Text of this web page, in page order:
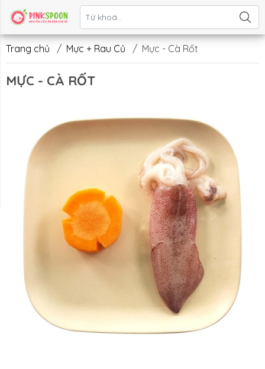
Liên hệ
Trang chủ / Mực + Rau Củ / Mực - Cà Rốt
MỰC - CÀ RỐT